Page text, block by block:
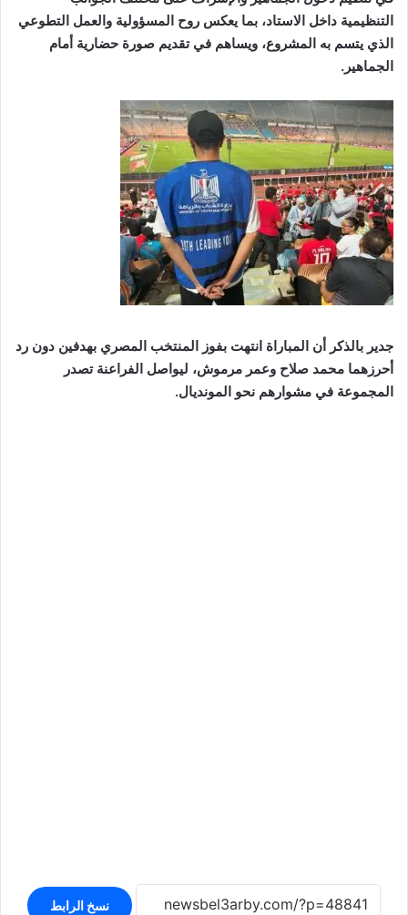
التنظيمية داخل الاستاد، بما يعكس روح المسؤولية والعمل التطوعي
الذي يتسم به المشروع، ويساهم في تقديم صورة حضارية أمام
الجماهير.
جدير بالذكر أن المباراة انتهت بفوز المنتخب المصري بهدفين دون رد
أحرزهما محمد صلاح وعمر مرموش، ليواصل الفراعنة تصدر
المجموعة في مشوارهم نحو المونديال.
نسخ الرابط